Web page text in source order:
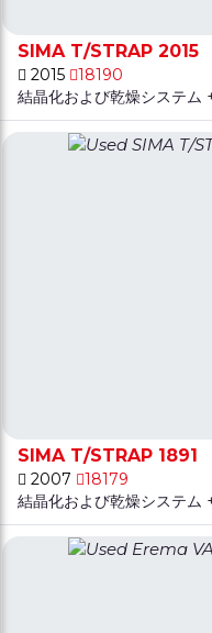
SIMA T/STRAP 2015
2015
18190
結晶化および乾燥システ
SIMA T/STRAP 1891
2007
18179
結晶化および乾燥システ